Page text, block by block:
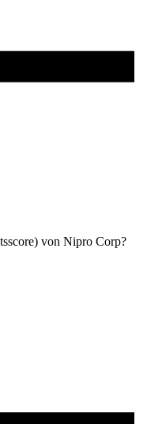
von Nipro Corp?